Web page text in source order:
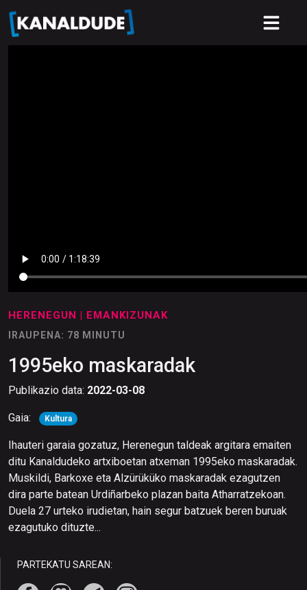
HERENEGUN | EMANKIZUNAK
IRAUPENA: 78 MINUTU
1995eko maskaradak
Publikazio data: 2022-03-08
Gaia: Kultura
Ihauteri garaia gozatuz, Herenegun taldeak argitara emaiten
ditu Kanaldudeko artxiboetan atxeman 1995eko maskaradak.
Muskildi, Barkoxe eta Alzürüküko maskaradak ezagutzen
dira parte batean Urdiñarbeko plazan baita Atharratzekoan.
Duela 27 urteko irudietan, hain segur batzuek beren buruak
ezagutuko dituzte...
PARTEKATU SAREAN: